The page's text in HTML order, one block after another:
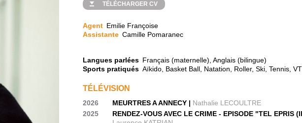
TÉLÉCHARGER CV
Agent Emilie Françoise
Assistante Camille Pomaranec
Langues parlées Français (maternelle), Anglais (bilingue)
Sports pratiqués Aïkido, Basket Ball, Natation, Roller, Ski, Tennis,
TÉLÉVISION
2026 MEURTRES A ANNECY | Nathalie LECOULTRE
2025
RENDEZ-VOUS AVEC LE CRIME - EPISODE "TEL EPRIS